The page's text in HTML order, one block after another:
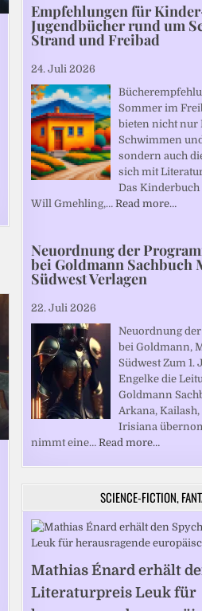
Empfehlungen für
Jugendbücher rund um
Strand und Freibad
24. Juli 2026
Sommer im
bieten nicht nur
Schwimmen
sondern auch
sich mit
Das Kinderbuch
Will Gmehling,… Read more…
Neuordnung der
bei Goldmann Sachbuch
Südwest Verlagen
22. Juli 2026
Neuordnung
bei Goldmann,
Südwest Zum 1.
Engelke die
Goldmann
Arkana,
Irisiana
nimmt eine… Read more…
SCIENCE-FICTION,
Mathias Énard erhält
Literaturpreis Leuk für